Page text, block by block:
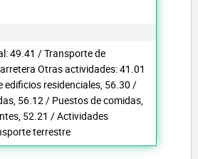
49.41 / Transporte de
Otras actividades: 41.01
edificios residenciales, 56.30 /
56.12 / Puestos de comidas,
52.21 / Actividades
terrestre